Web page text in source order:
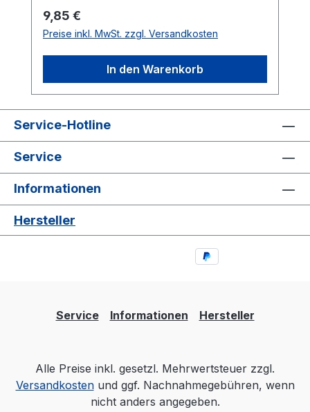
gebogenen Oberflächen wie
Autoscheiben und KFZ-Karosserien.
Eigenschaften: stabil hitzebeständig
elastisch hervorragende
Gleiteigenschaften
Regulärer Preis:
9,85 €
Preise inkl. MwSt. zzgl. Versandkosten
In den Warenkorb
Service-Hotline
Service
Informationen
Hersteller
Service Informationen Hersteller
Alle Preise inkl. gesetzl. Mehrwertsteuer zzgl.
Versandkostenund ggf. Nachnahmegebühren, wenn
nicht anders angegeben.